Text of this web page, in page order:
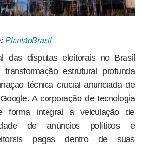
PlantãoBrasil
das disputas eleitorais no Brasil
estrutural profunda
técnica crucial anunciada de
A corporação de tecnologia
forma integral a veiculação de
de anúncios políticos e
pagas dentro de suas